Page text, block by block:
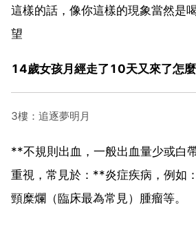
這樣的話，像你這樣的現象當然是
望
14歲女孩月經走了10天又來了怎
3樓：追逐夢明月
**不規則出血，一般出血量少或白
重視，常見於：**炎症疾病，例如
頸糜爛（臨床最為常見）腫瘤等。